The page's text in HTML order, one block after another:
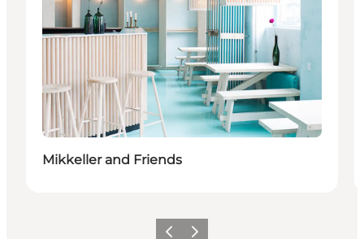
Mikkeller and Friends
ZurückWeiter